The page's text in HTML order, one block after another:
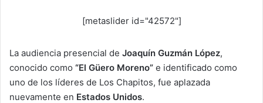
[metaslider id="42572"]
La audiencia presencial de Joaquín Guzmán López,
conocido como “El Güero Moreno” e identificado como
uno de los líderes de Los Chapitos, fue aplazada
nuevamente en Estados Unidos.